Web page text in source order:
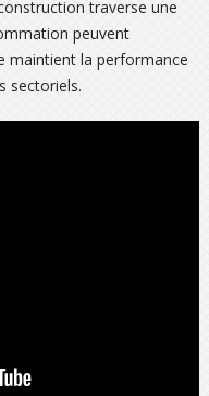
traverse une
peuvent
maintient la performance
sectoriels.